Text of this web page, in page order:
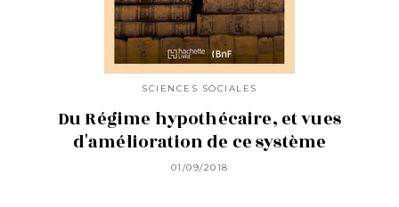
SCIENCES SOCIALES
Du Régime hypothécaire, et vues
d'amélioration de ce système
01/09/2018